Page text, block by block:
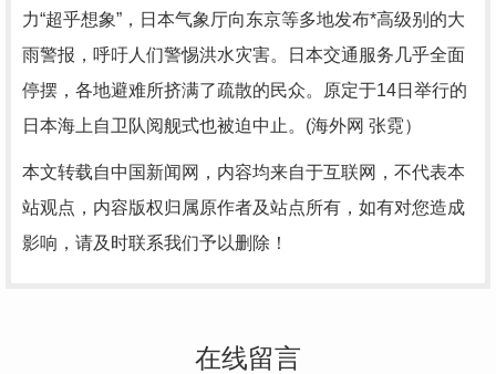
力“超乎想象”，日本气象厅向东京等多地发布*高级别的大
雨警报，呼吁人们警惕洪水灾害。日本交通服务几乎全面
停摆，各地避难所挤满了疏散的民众。原定于14日举行的
日本海上自卫队阅舰式也被迫中止。(海外网 张霓）
本文转载自中国新闻网，内容均来自于互联网，不代表本
站观点，内容版权归属原作者及站点所有，如有对您造成
影响，请及时联系我们予以删除！
在线留言